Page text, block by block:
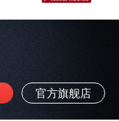
官方旗舰店